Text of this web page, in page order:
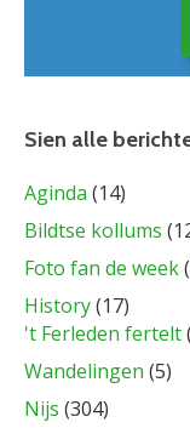
Sien alle
Aginda (14)
Bildtse kollums
Foto fan de week
History(17)
't Ferleden fertelt
Wandelingen (5)
Nijs (304)